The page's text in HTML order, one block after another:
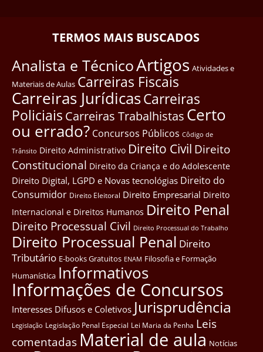
TERMOS MAIS BUSCADOS
Analista e TécnicoArtigos Atividades e
Materiais de Aulas Carreiras Fiscais
Carreiras JurídicasCarreiras
Policiais Carreiras Trabalhistas Certo
ou errado? Concursos Públicos Côdigo de
Trânsito Direito Administrativo Direito Civil Direito
Constitucional Direito da Criança e do Adolescente
Direito Digital, LGPD e Novas tecnológias Direito do
Consumidor Direito Eleitoral Direito Empresarial Direito
Internacional e Direitos Humanos Direito Penal
Direito Processual Civil Direito Processual do Trabalho
Direito Processual Penal Direito
Tributário E-books Gratuitos ENAM Filosofia e Formação
Humanística Informativos
Informações de Concursos
Interesses Difusos e Coletivos Jurisprudência
Legislação Legislação Penal Especial Lei Maria da Penha Leis
comentadas Material de aula Notícias